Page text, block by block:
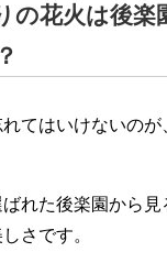
の花火は後楽
てはいけないの
れた後楽園から
さです。